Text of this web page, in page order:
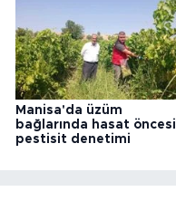
Manisa'da üzüm
bağlarında hasat öncesi
pestisit denetimi